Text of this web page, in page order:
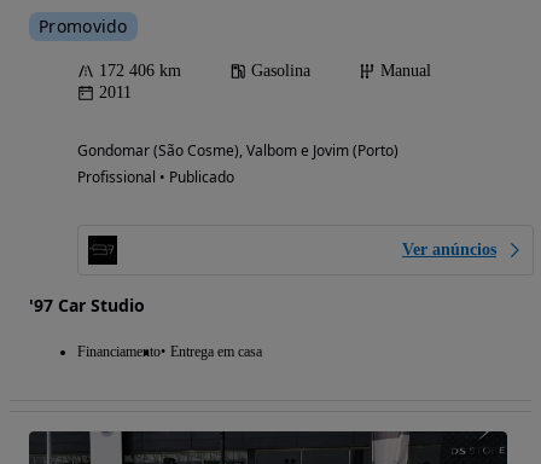
Promovido
172 406 km Gasolina
Manual
2011
Gondomar (São Cosme), Valbom e Jovim (Porto)
Profissional • Publicado
Ver anúncios
'97 Car Studio
Financiamento Entrega em casa